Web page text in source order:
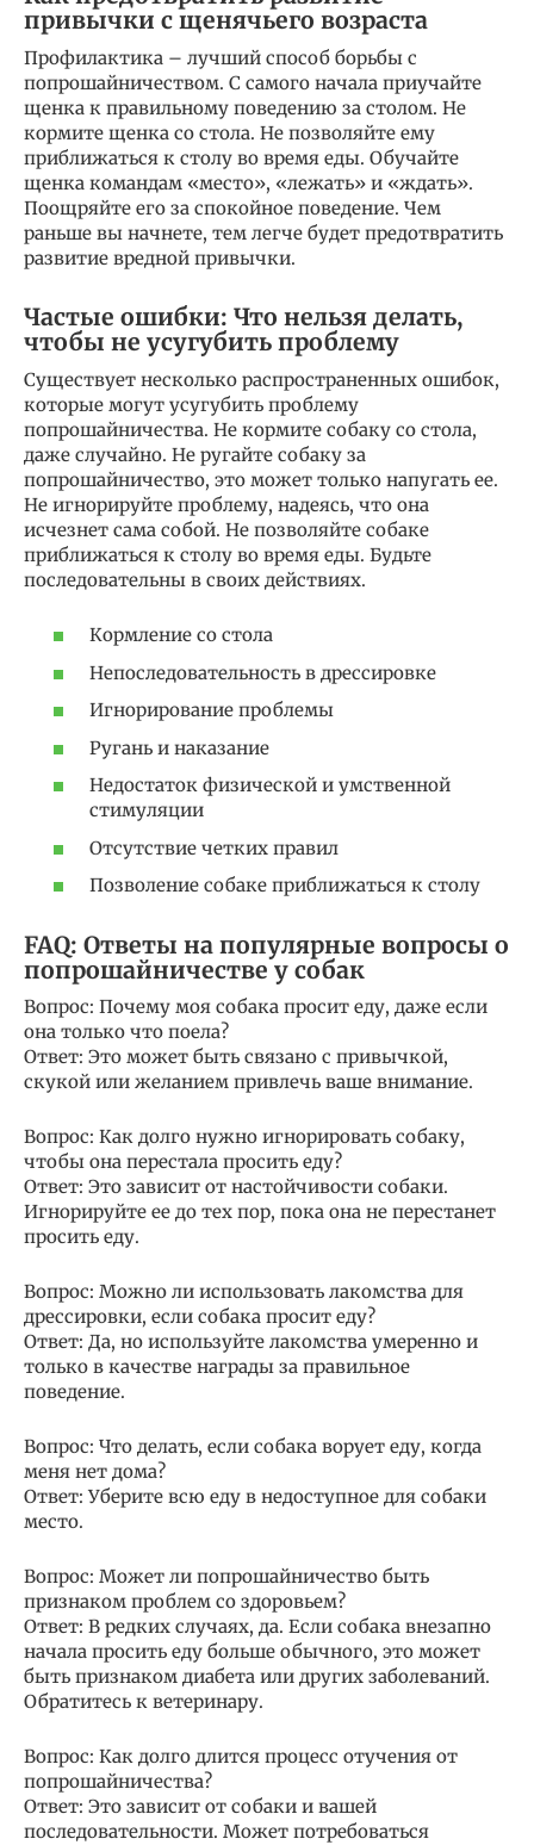
привычки с щенячьего возраста
Профилактика – лучший способ борьбы с
попрошайничеством. С самого начала приучайте
щенка к правильному поведению за столом. Не
кормите щенка со стола. Не позволяйте ему
приближаться к столу во время еды. Обучайте
щенка командам «место», «лежать» и «ждать».
Поощряйте его за спокойное поведение. Чем
раньше вы начнете, тем легче будет предотвратить
развитие вредной привычки.
Частые ошибки: Что нельзя делать,
чтобы не усугубить проблему
Существует несколько распространенных ошибок,
которые могут усугубить проблему
попрошайничества. Не кормите собаку со стола,
даже случайно. Не ругайте собаку за
попрошайничество, это может только напугать ее.
Не игнорируйте проблему, надеясь, что она
исчезнет сама собой. Не позволяйте собаке
приближаться к столу во время еды. Будьте
последовательны в своих действиях.
Кормление со стола
Непоследовательность в дрессировке
Игнорирование проблемы
Ругань и наказание
Недостаток физической и умственной
стимуляции
Отсутствие четких правил
Позволение собаке приближаться к столу
FAQ: Ответы на популярные вопросы о
попрошайничестве у собак
Вопрос: Почему моя собака просит еду, даже если
она только что поела?
Ответ: Это может быть связано с привычкой,
скукой или желанием привлечь ваше внимание.
Вопрос: Как долго нужно игнорировать собаку,
чтобы она перестала просить еду?
Ответ: Это зависит от настойчивости собаки.
Игнорируйте ее до тех пор, пока она не перестанет
просить еду.
Вопрос: Можно ли использовать лакомства для
дрессировки, если собака просит еду?
Ответ: Да, но используйте лакомства умеренно и
только в качестве награды за правильное
поведение.
Вопрос: Что делать, если собака ворует еду, когда
меня нет дома?
Ответ: Уберите всю еду в недоступное для собаки
место.
Вопрос: Может ли попрошайничество быть
признаком проблем со здоровьем?
Ответ: В редких случаях, да. Если собака внезапно
начала просить еду больше обычного, это может
быть признаком диабета или других заболеваний.
Обратитесь к ветеринару.
Вопрос: Как долго длится процесс отучения от
попрошайничества?
Ответ: Это зависит от собаки и вашей
последовательности. Может потребоваться